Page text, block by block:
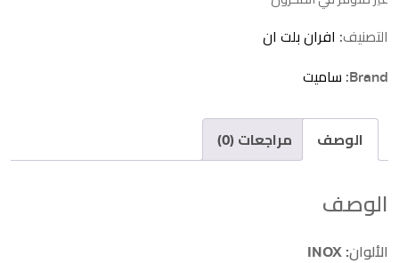
التصنيف: افران بلت ان
Brand: ساميت
الوصف مراجعات (0)
الوصف
الألوان: INOX